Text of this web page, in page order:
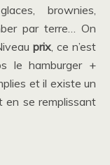
brownies,
par terre… On
prix, ce n’est
le hamburger +
et il existe un
en se remplissant